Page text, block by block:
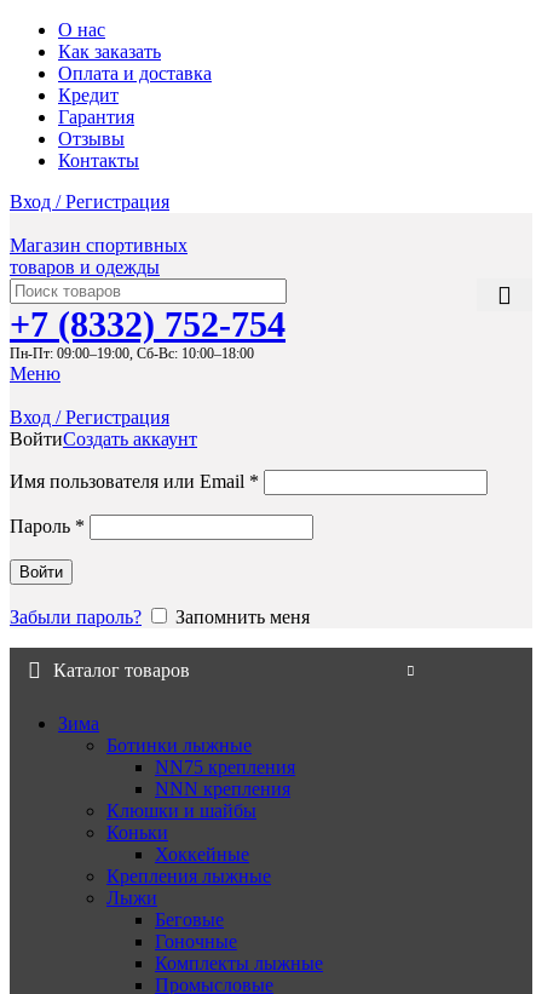
О нас
Как заказать
Оплата и доставка
Кредит
Гарантия
Отзывы
Контакты
Вход / Регистрация
Магазин спортивных
товаров и одежды
+7 (8332) 752-754
Пн-Пт: 09:00–19:00, Сб-Вс: 10:00–18:00
Меню
Вход / Регистрация
ВойтиСоздать аккаунт
Имя пользователя или Email *
Пароль *
Войти
Забыли пароль? Запомнить меня
Каталог товаров
Зима
Ботинки лыжные
NN75 крепления
NNN крепления
Клюшки и шайбы
Коньки
Хоккейные
Крепления лыжные
Лыжи
Беговые
Гоночные
Комплекты лыжные
Промысловые